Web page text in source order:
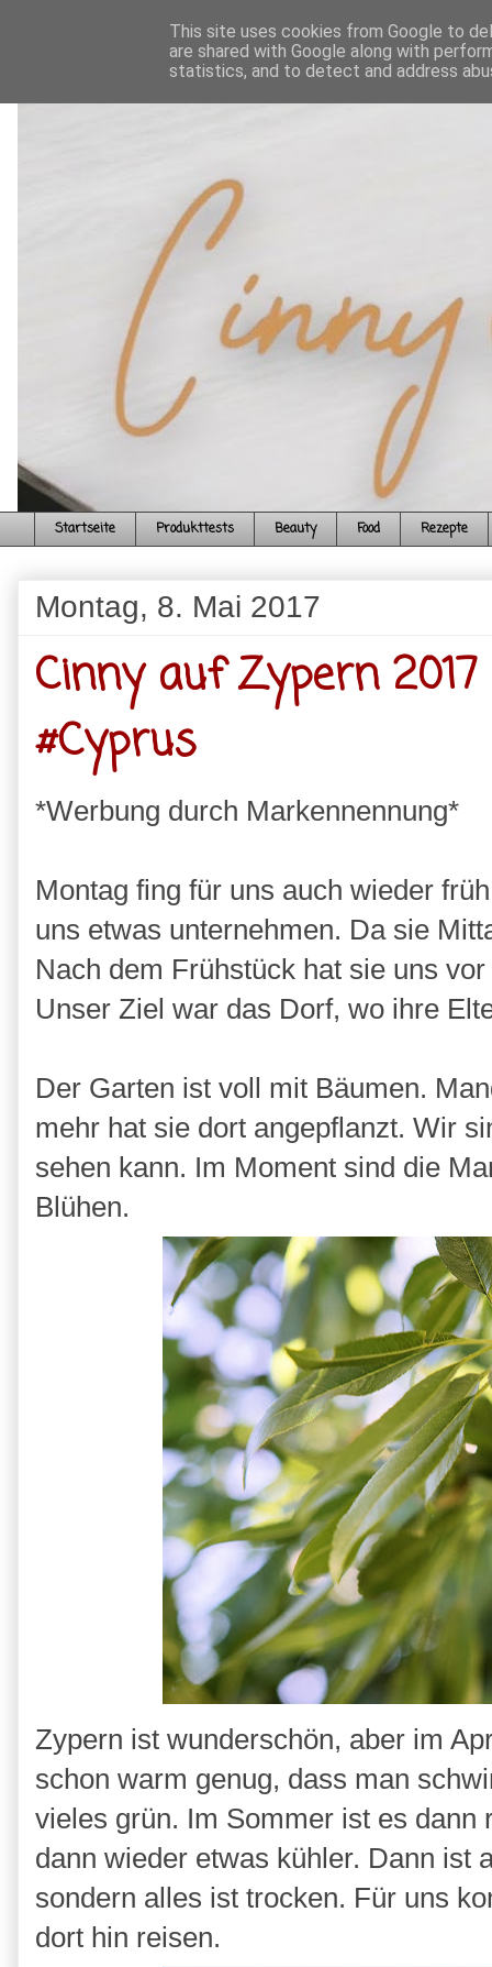
Startseite Produkttests Beauty Food Rezepte
Montag, 8. Mai 2017
Cinny auf Zypern
#Cyprus
*Werbung durch Markennennung*
Montag fing für uns auch wieder
uns etwas unternehmen. Da sie
Nach dem Frühstück hat sie uns
Unser Ziel war das Dorf, wo ihre
Der Garten ist voll mit Bäumen.
mehr hat sie dort angepflanzt. Wir
sehen kann. Im Moment sind die
Blühen.
Zypern ist wunderschön, aber im
schon warm genug, dass man
vieles grün. Im Sommer ist es
dann wieder etwas kühler. Dann ist
sondern alles ist trocken. Für uns
dort hin reisen.
This site uses cookies from Google to
are shared with Google along with
statistics, and to detect and address